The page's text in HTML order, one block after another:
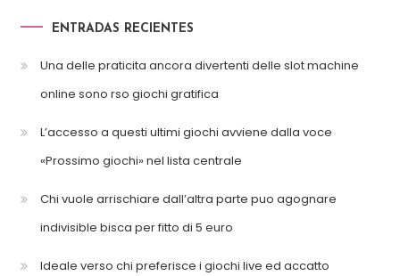
ENTRADAS RECIENTES
Una delle praticita ancora divertenti delle slot machine
online sono rso giochi gratifica
L’accesso a questi ultimi giochi avviene dalla voce
«Prossimo giochi» nel lista centrale
Chi vuole arrischiare dall’altra parte puo agognare
indivisible bisca per fitto di 5 euro
Ideale verso chi preferisce i giochi live ed accatto